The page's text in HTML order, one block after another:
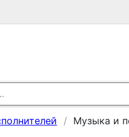
Музыка и